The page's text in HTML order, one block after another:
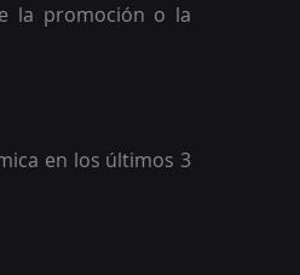
la promoción o la
en los últimos 3